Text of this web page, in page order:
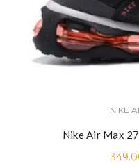
NIKE
Nike Air Max